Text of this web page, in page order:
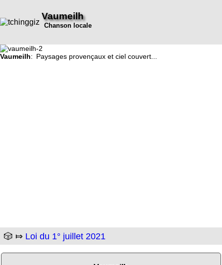
Vaumeilh
Chanson locale
Vaumeilh: Paysages provençaux et ciel couvert...
🎲 ⤇ Loi du 1° juillet 2021